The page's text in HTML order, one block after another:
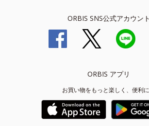
ORBIS SNS公式アカウント
ORBIS アプリ
お買い物をもっと楽しく、便利に